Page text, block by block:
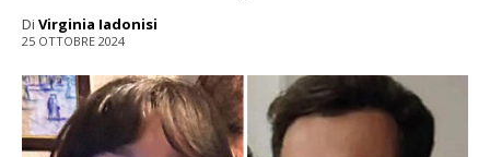
Di Virginia Iadonisi
25 OTTOBRE 2024